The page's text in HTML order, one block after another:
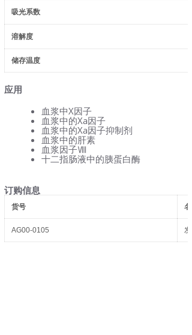
吸光系数
溶解度
储存温度
应用
血浆中X因子
血浆中的Xa因子
血浆中的Xa因子抑制剂
血浆中的肝素
血浆因子Ⅷ
十二指肠液中的胰蛋白酶
订购信息
货号 名
AG00-0105